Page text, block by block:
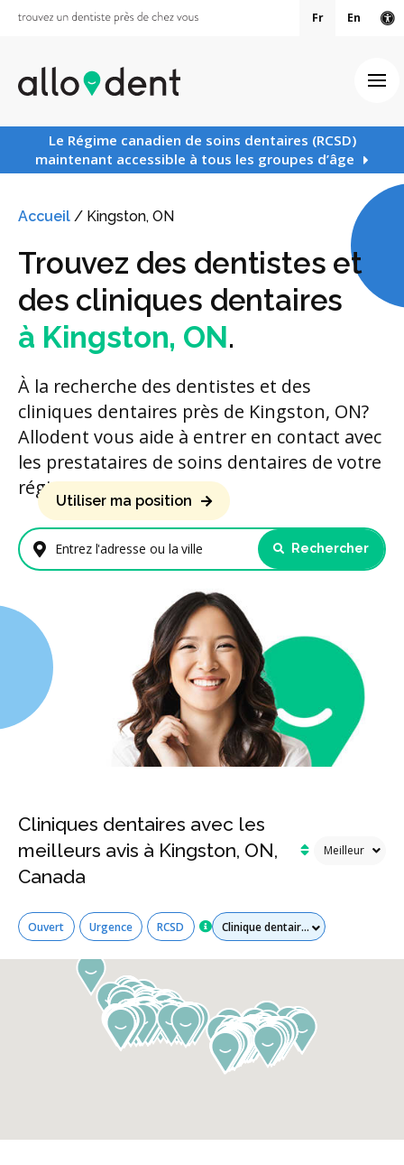
Fr En
Le Régime canadien de soins dentaires (RCSD)
maintenant accessible à tous les groupes d’âge
Accueil / Kingston, ON
Trouvez des dentistes et
des cliniques dentaires
à Kingston, ON.
À la recherche des dentistes et des
cliniques dentaires près de Kingston, ON?
Allodent vous aide à entrer en contact avec
les prestataires de soins dentaires de votre
région.
Entrez l'adresse ou la ville
Utiliser ma position
Rechercher
Cliniques dentaires avec les
meilleurs avis à Kingston, ON,
Canada
Ouvert Urgence RCSD Tous les services